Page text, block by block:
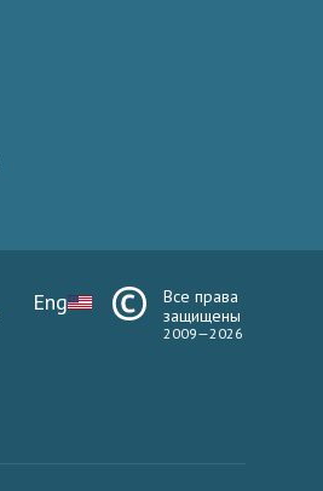
Eng
Все права
защищены
2009—2026